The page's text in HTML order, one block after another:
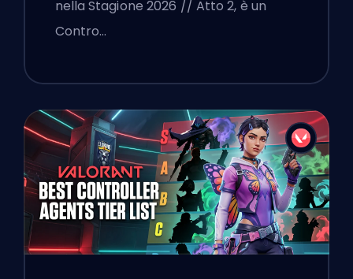
nella Stagione 2026 // Atto 2, è un
Contro…